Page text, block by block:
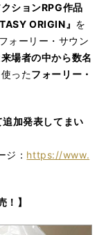
ションRPG作品
ORIGIN』 を
ォーリー・サウン
来場者の中から数名
ったフォーリー・
加発表してまい
： https://www.
】